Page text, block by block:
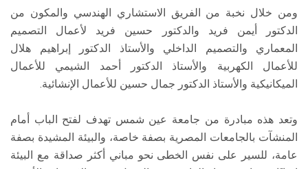
ومن خلال نخبة من الفريق الاستشاري الهندسي والمكون من
الدكتور أيمن فريد والدكتور حسين فريد لأعمال التصميم
المعماري والتصميم الداخلي والأستاذ الدكتور إبراهيم هلال
للأعمال الكهربية والأستاذ الدكتور أحمد الشيمي للأعمال
الميكانيكية والأستاذ الدكتور جمال حسين للأعمال الإنشائية.
وتعد هذه مبادرة من جامعة عين شمس تهدف لفتح الباب أمام
المنشآت بالجامعات المصرية بصفة خاصة، والبيئة المشيدة بصفة
عامة، للسير على نفس الخطى نحو مباني أكثر صداقة مع البيئة